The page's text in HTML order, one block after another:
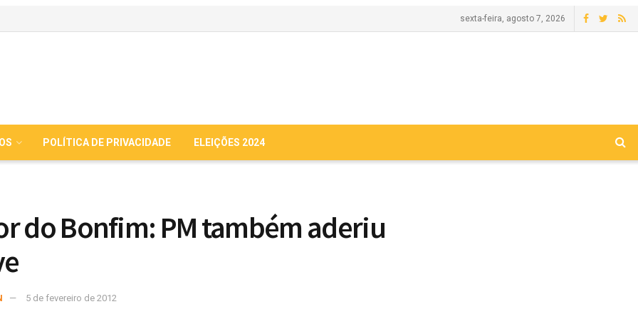
sexta-feira, agosto 7, 2026
POLÍTICA DE PRIVACIDADE ELEIÇÕES 2024
do Bonfim: PM também aderiu
5 de fevereiro de 2012